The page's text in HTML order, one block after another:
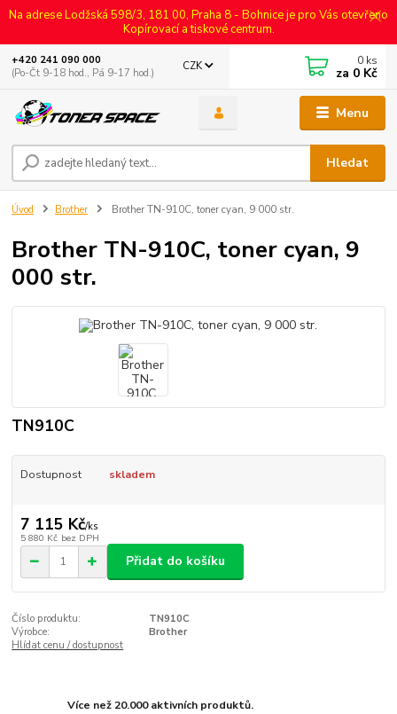
Na adrese Lodžská 598/3, 181 00, Praha 8 - Bohnice je pro Vás otevřeno
Kopírovací a tiskové centrum.
Menu
CZK
Hledat
+420 241 090 000
(Po-Čt 9-18 hod., Pá 9-17 hod.)
0 ks
za 0 Kč
Úvod Brother Brother TN-910C, toner cyan, 9 000 str.
Brother TN-910C, toner cyan, 9
000 str.
TN910C
Dostupnost skladem
7 115 Kč/ks
5 880 Kč bez DPH
Přidat do košíku
Číslo produktu:
TN910C
Výrobce:
Brother
Hlídat cenu / dostupnost
Více než 20.000 aktivních produktů.